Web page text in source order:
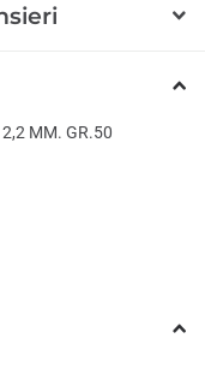
MM. GR.50